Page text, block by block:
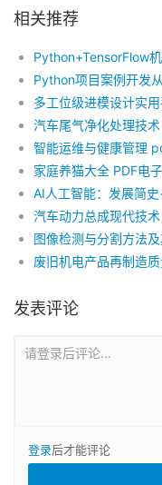
相关推荐
Python+TensorFlow
Python项目案例开发
多工位级进模设计实
汽车尾气净化处理技
智能运维与健康管理
家庭养猫大全 PDF电
AI人工智能：发展简
汽车动力总成现代技
图像检测与分割方法
废旧机电产品再制造
发表评论
请登录后评论...
登录后才能评论